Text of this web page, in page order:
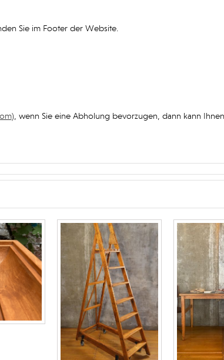
Sie im Footer der Website.
), wenn Sie eine Abholung bevorzugen, dann kann